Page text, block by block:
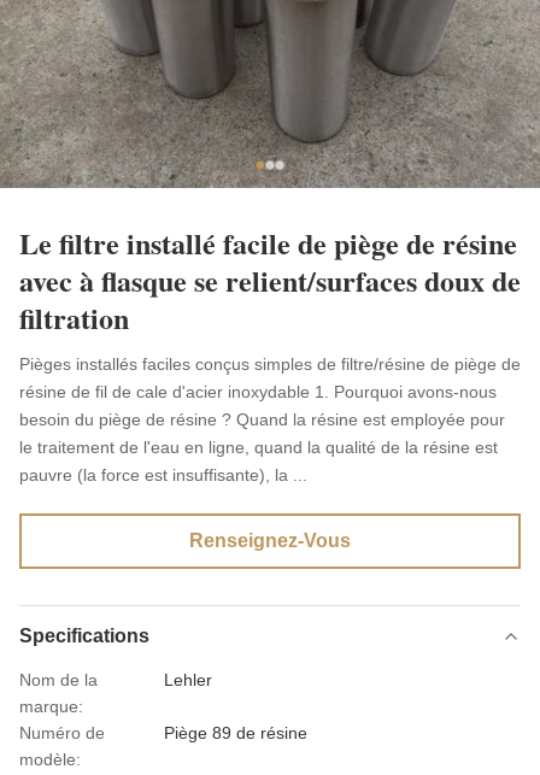
Le filtre installé facile de piège de résine
avec à flasque se relient/surfaces doux de
filtration
Pièges installés faciles conçus simples de filtre/résine de piège de
résine de fil de cale d'acier inoxydable 1. Pourquoi avons-nous
besoin du piège de résine ? Quand la résine est employée pour
le traitement de l'eau en ligne, quand la qualité de la résine est
pauvre (la force est insuffisante), la ...
Renseignez-Vous
Specifications
Nom de la
marque:
Lehler
Numéro de
modèle:
Piège 89 de résine